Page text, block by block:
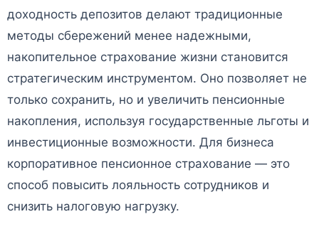
доходность депозитов делают традиционные
методы сбережений менее надежными,
накопительное страхование жизни становится
стратегическим инструментом. Оно позволяет не
только сохранить, но и увеличить пенсионные
накопления, используя государственные льготы и
инвестиционные возможности. Для бизнеса
корпоративное пенсионное страхование — это
способ повысить лояльность сотрудников и
снизить налоговую нагрузку.